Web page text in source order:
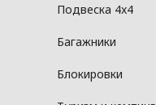
Подвеска 4x4
Багажники
Блокировки